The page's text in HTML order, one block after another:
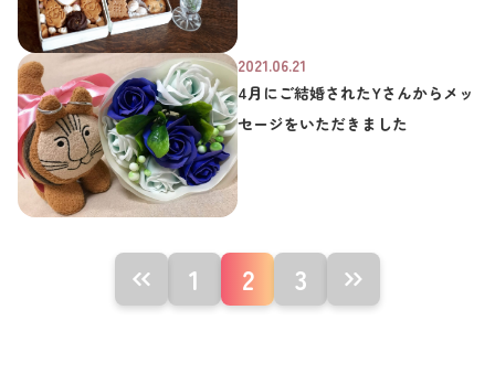
2021.06.21
4月にご結婚されたYさんからメッ
セージをいただきました
1 2 3